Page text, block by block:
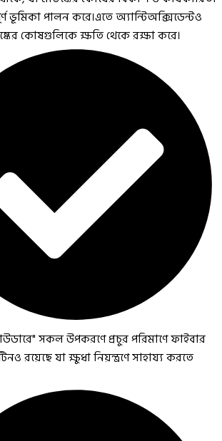
ভূমিকা পালন করে।এতে অ্যান্টিঅক্সিডেন্টও
কোষগুলিকে ক্ষতি থেকে রক্ষা করে।
সকল উপকরণে প্রচুর পরিমাণে ফাইবার
রয়েছে যা ক্ষুধা নিয়ন্ত্রণে সাহায্য করতে